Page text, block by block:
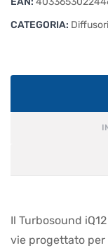
CATEGORIA:
Il Turbosound
vie progettato per